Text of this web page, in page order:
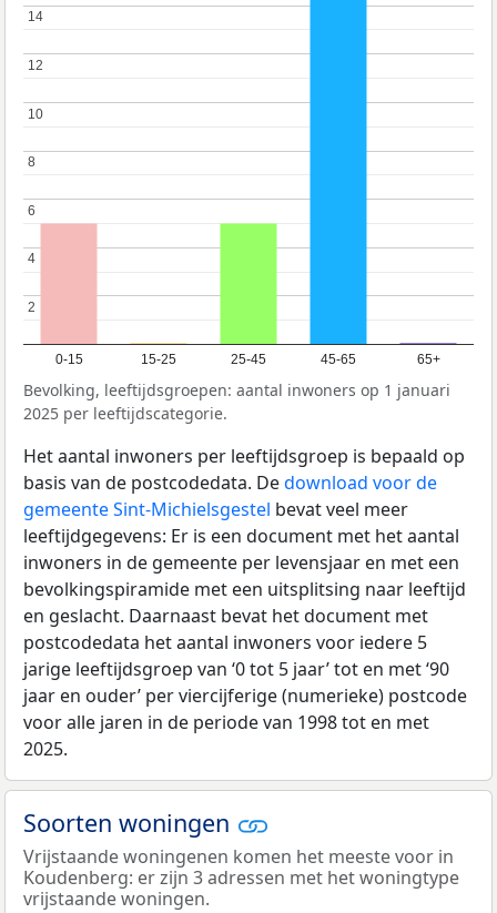
0-15 15-25 25-45 45-65 65+
2
2
4
4
6
6
8
8
10
10
12
12
14
14
Bevolking, leeftijdsgroepen: aantal inwoners op 1 januari
2025 per leeftijdscategorie.
Het aantal inwoners per leeftijdsgroep is bepaald op
basis van de postcodedata. Dedownload voor de
gemeente Sint-Michielsgestel bevat veel meer
leeftijdgegevens: Er is een document met het aantal
inwoners in de gemeente per levensjaar en met een
bevolkingspiramide met een uitsplitsing naar leeftijd
en geslacht. Daarnaast bevat het document met
postcodedata het aantal inwoners voor iedere 5
jarige leeftijdsgroep van ‘0 tot 5 jaar’ tot en met ‘90
jaar en ouder’ per viercijferige (numerieke) postcode
voor alle jaren in de periode van 1998 tot en met
2025.
Soorten woningen
Vrijstaande woningenen komen het meeste voor in
Koudenberg: er zijn 3 adressen met het woningtype
vrijstaande woningen.